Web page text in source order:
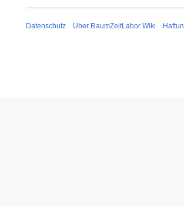
Datenschutz Über RaumZeitLabor Wiki